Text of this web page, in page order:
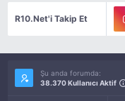
R10.Net'i Takip Et
Şu anda forumda:
38.370 Kullanıcı Aktif